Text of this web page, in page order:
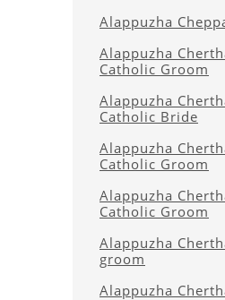
Alappuzha
Alappuzha
Catholic Groom
Alappuzha
Catholic Bride
Alappuzha
Catholic Groom
Alappuzha
Catholic Groom
Alappuzha
groom
Alappuzha